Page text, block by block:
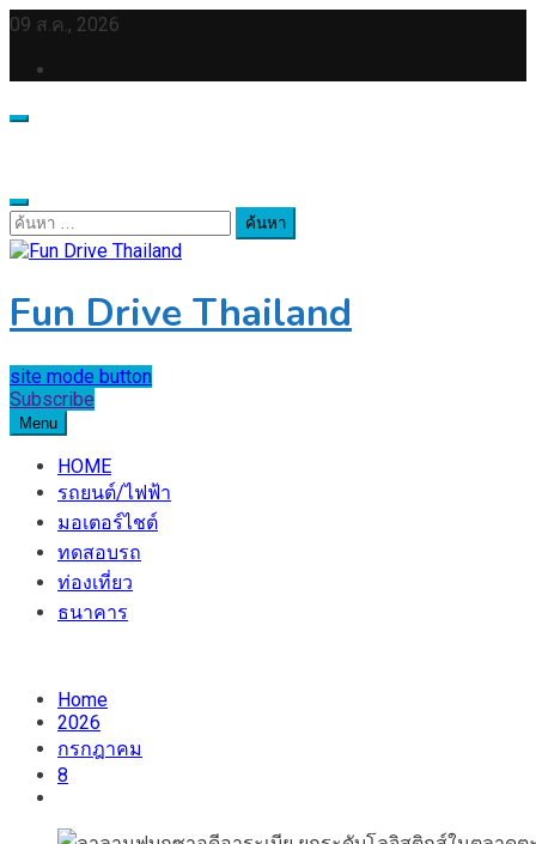
Skip
content
09 ส.ค., 2026
ค้นหา
สำหรับ:
Fun Drive Thailand
site mode button
Subscribe
Menu
HOME
รถยนต์/ไฟฟ้า
มอเตอร์ไชต์
ทดสอบรถ
ท่องเที่ยว
ธนาคาร
Home
2026
กรกฎาคม
8